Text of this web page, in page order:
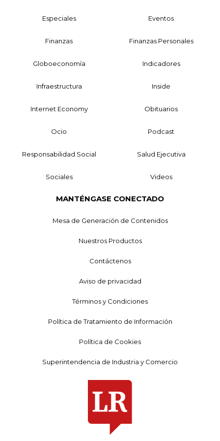
Especiales Eventos
Finanzas Finanzas Personales
Globoeconomía Indicadores
Infraestructura Inside
Internet Economy Obituarios
Ocio Podcast
Responsabilidad Social Salud Ejecutiva
Sociales Videos
MANTÉNGASE CONECTADO
Mesa de Generación de Contenidos
Nuestros Productos
Contáctenos
Aviso de privacidad
Términos y Condiciones
Política de Tratamiento de Información
Política de Cookies
Superintendencia de Industria y Comercio